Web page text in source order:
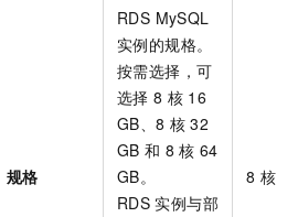
规格
RDS MySQL
实例的规格。
按需选择，可
选择 8 核 16
GB、8 核 32
GB 和 8 核 64
GB。
RDS 实例与部
8 核